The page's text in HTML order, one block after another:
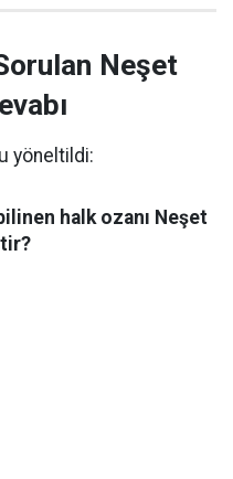
Neşet
yöneltildi:
halk ozanı Neşet